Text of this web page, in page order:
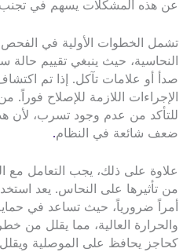
عن هذه المشكلات يسهم في تجنب
تشمل الخطوات الأولية في الفحص
النحاسية، حيث ينبغي تقييم
صدأ أو علامات تآكل. إذا تم
الإجراءات اللازمة للإصلاح
للتأكد من عدم وجود تسرب، لأن
ضعف شائعة في النظام.
علاوة على ذلك، يجب التعامل مع
من تأثيرها على النحاس. يعد
أمراً ضرورياً، حيث تساعد في
والحرارة العالية، مما يقلل من
كحاجز يحافظ على الموصلية